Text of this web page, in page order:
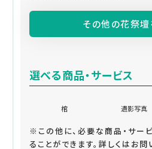
その他の花祭壇
選べる商品・サービス
棺 遺影写真
※この他に、必要な商品・サー
ることができます。詳しくはお問